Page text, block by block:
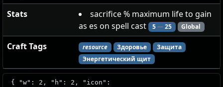
Stats
sacrifice % maximum life to gain
as es on spell cast
5—25 Global
Craft Tags resource Здоровье
Защита
Энергетический щит
{ "w": 2, "h": 2, "icon":